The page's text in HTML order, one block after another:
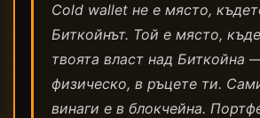
Cold wallet не е място,
Биткойнът. Той е място,
твоята власт над Биткойна
физическо, в ръцете ти.
винаги е в блокчейна.